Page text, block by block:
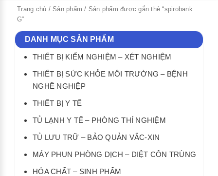
Trang chủ / Sản phẩm / Sản phẩm được gắn thẻ “spirobank
G”
DANH MỤC SẢN PHẨM
THIẾT BỊ KIỂM NGHIỆM – XÉT NGHIỆM
THIẾT BỊ SỨC KHỎE MÔI TRƯỜNG – BỆNH
NGHỀ NGHIỆP
THIẾT BỊ Y TẾ
TỦ LẠNH Y TẾ – PHÒNG THÍ NGHIỆM
TỦ LƯU TRỮ – BẢO QUẢN VẮC-XIN
MÁY PHUN PHÒNG DỊCH – DIỆT CÔN TRÙNG
HÓA CHẤT – SINH PHẨM